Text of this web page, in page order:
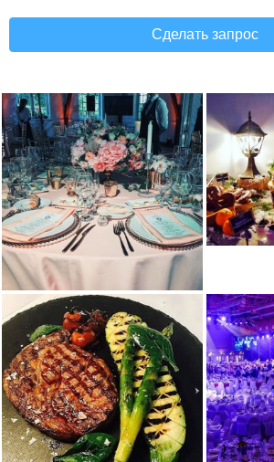
Сделать запрос